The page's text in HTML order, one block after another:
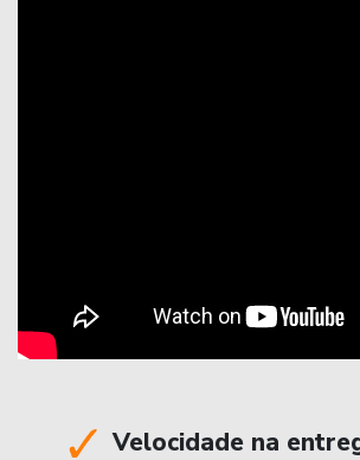
Velocidade na